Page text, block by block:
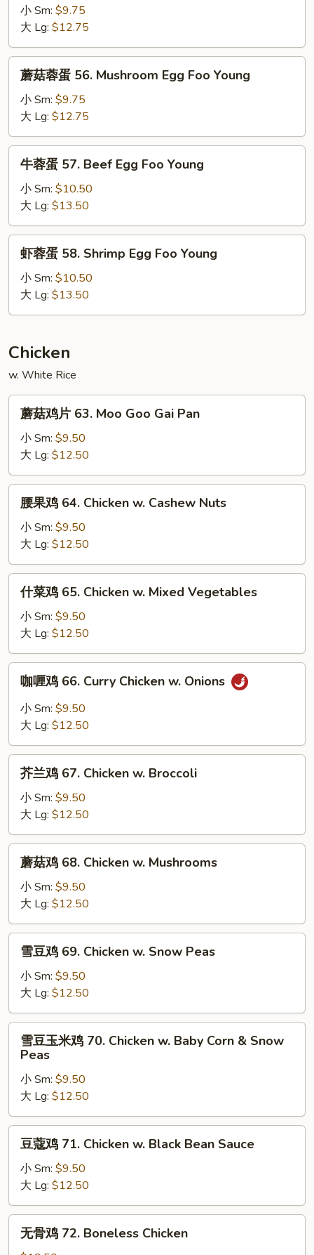
Young
55.
Roast
Pork
Egg
Foo
小 Sm: $9.75
大 Lg: $12.75
56.
Mushroom
Egg
Foo
Young
蘑菇蓉蛋 56. Mushroom Egg Foo Young
小 Sm: $9.75
大 Lg: $12.75
57.
Beef
Egg
Foo
Young
牛蓉蛋 57. Beef Egg Foo Young
小 Sm: $10.50
大 Lg: $13.50
58.
Shrimp
Foo
Young
虾蓉蛋 58. Shrimp Egg Foo Young
小 Sm: $10.50
大 Lg: $13.50
Chicken
w. White Rice
63.
Moo
Goo
Gai
Pan
蘑菇鸡片 63. Moo Goo Gai Pan
小 Sm: $9.50
大 Lg: $12.50
64.
Chicken
w.
Cashew
Nuts
腰果鸡 64. Chicken w. Cashew Nuts
小 Sm: $9.50
大 Lg: $12.50
65.
Chicken
w.
Mixed
Vegetables
什菜鸡 65. Chicken w. Mixed Vegetables
小 Sm: $9.50
大 Lg: $12.50
66.
Chicken
Onions
咖喱鸡 66. Curry Chicken w. Onions
小 Sm: $9.50
大 Lg: $12.50
67.
Chicken
w.
Broccoli
芥兰鸡 67. Chicken w. Broccoli
小 Sm: $9.50
大 Lg: $12.50
68.
Chicken
w.
Mushrooms
蘑菇鸡 68. Chicken w. Mushrooms
小 Sm: $9.50
大 Lg: $12.50
69.
Chicken
w.
Snow
Peas
雪豆鸡 69. Chicken w. Snow Peas
小 Sm: $9.50
大 Lg: $12.50
70.
Chicken
Baby
Corn
Snow
Peas
雪豆玉米鸡 70. Chicken w. Baby Corn & Snow
Peas
小 Sm: $9.50
大 Lg: $12.50
71.
Chicken
w.
Black
Bean
豆蔻鸡 71. Chicken w. Black Bean Sauce
小 Sm: $9.50
大 Lg: $12.50
无骨鸡 72. Boneless Chicken